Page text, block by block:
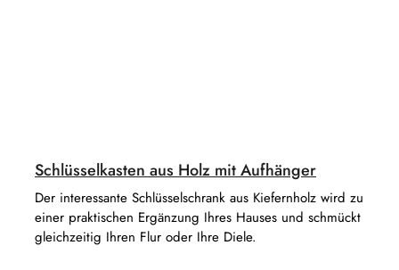
Schlüsselkasten aus Holz mit Aufhänger
Der interessante Schlüsselschrank aus Kiefernholz wird zu
einer praktischen Ergänzung Ihres Hauses und schmückt
gleichzeitig Ihren Flur oder Ihre Diele.